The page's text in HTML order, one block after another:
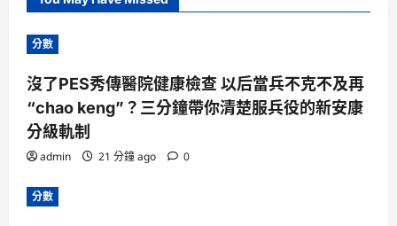
分數
沒了PES秀傳醫院健康檢查 以后當兵不克不及再
“chao keng”？三分鐘帶你清楚服兵役的新安康
分級軌制
admin 21 分鐘 ago 0
分數